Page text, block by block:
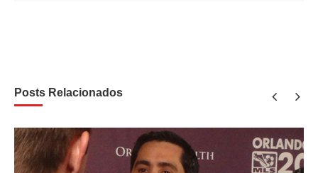
Posts Relacionados